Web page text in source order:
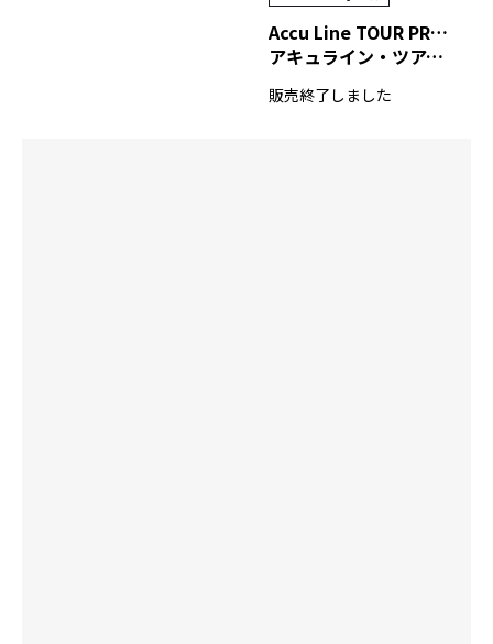
Accu Line TOUR PREMIUM Ⅵ
アキュライン・ツアープレミアム シックス
販売終了しました